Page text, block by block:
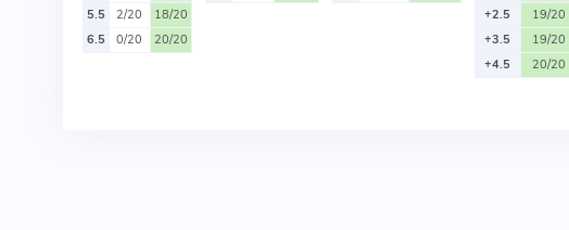
5.5
2/20
18/20
6.5
0/20 20/20
+2.5
19/20
+3.5
19/20
+4.5
20/20